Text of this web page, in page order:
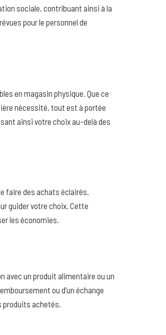
sociale, contribuant ainsi à la
pour le personnel de
en magasin physique. Que ce
nécessité, tout est à portée
ainsi votre choix au-delà des
faire des achats éclairés.
guider votre choix. Cette
les économies.
avec un produit alimentaire ou un
ou d’un échange
achetés.